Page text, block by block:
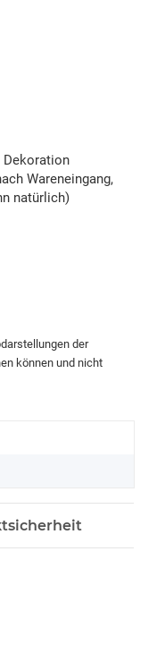
Dekoration
Wareneingang,
natürlich)
der
können und nicht